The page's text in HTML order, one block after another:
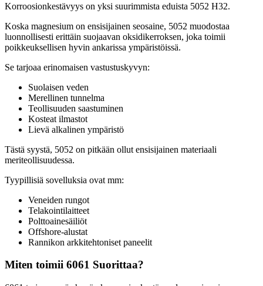
Korroosionkestävyys on yksi suurimmista eduista 5052 H32.
Koska magnesium on ensisijainen seosaine, 5052 muodostaa
luonnollisesti erittäin suojaavan oksidikerroksen, joka toimii
poikkeuksellisen hyvin ankarissa ympäristöissä.
Se tarjoaa erinomaisen vastustuskyvyn:
Suolaisen veden
Merellinen tunnelma
Teollisuuden saastuminen
Kosteat ilmastot
Lievä alkalinen ympäristö
Tästä syystä, 5052 on pitkään ollut ensisijainen materiaali
meriteollisuudessa.
Tyypillisiä sovelluksia ovat mm:
Veneiden rungot
Telakointilaitteet
Polttoainesäiliöt
Offshore-alustat
Rannikon arkkitehtoniset paneelit
Miten toimii 6061 Suorittaa?